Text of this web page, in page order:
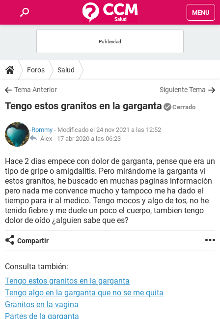
MENU
FOROS
SALUD
FAMILIA
NUTRICIÓN
BIENESTAR
SEXUALIDAD
GLOSARIO
Foros Salud
Tema Anterior Siguiente Tema
Tengo estos granitos en la garganta Cerrado
-Rommy - Modificado el 24 nov 2021 a las 12:52
Alex - 17 abr 2020 a las 06:23
Hace 2 dias empece con dolor de garganta, pense que era un
tipo de gripe o amigdalitis. Pero mirándome la garganta vi
estos granitos, he buscado en muchas paginas información
pero nada me convence mucho y tampoco me ha dado el
tiempo para ir al medico. Tengo mocos y algo de tos, no he
tenido fiebre y me duele un poco el cuerpo, tambien tengo
dolor de oído ¿alguien sabe que es?
Compartir
Consulta también:
Tengo estos granitos en la garganta
Tengo algo en la garganta que no se me quita
Granitos en la vagina
Partes de la garganta